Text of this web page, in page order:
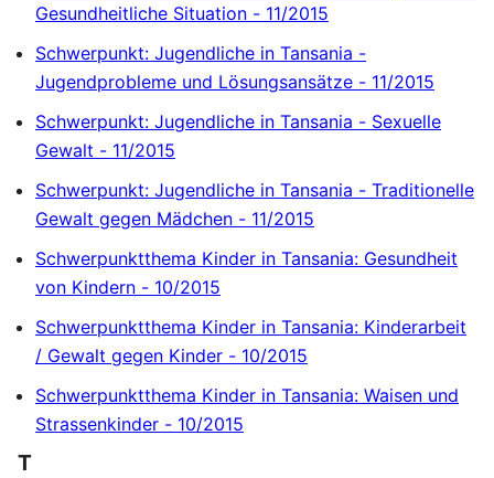
Gesundheitliche Situation - 11/2015
Schwerpunkt: Jugendliche in Tansania -
Jugendprobleme und Lösungsansätze - 11/2015
Schwerpunkt: Jugendliche in Tansania - Sexuelle
Gewalt - 11/2015
Schwerpunkt: Jugendliche in Tansania - Traditionelle
Gewalt gegen Mädchen - 11/2015
Schwerpunktthema Kinder in Tansania: Gesundheit
von Kindern - 10/2015
Schwerpunktthema Kinder in Tansania: Kinderarbeit
/ Gewalt gegen Kinder - 10/2015
Schwerpunktthema Kinder in Tansania: Waisen und
Strassenkinder - 10/2015
T